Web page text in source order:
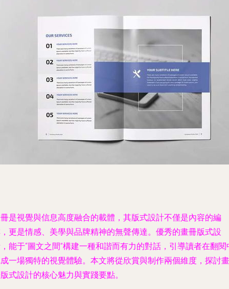
是視覺與信息高度融合的載體，其版式設計不僅是內容的編
更是情感、美學與品牌精神的無聲傳達。優秀的畫冊版式設
能于“圖文之間”構建一種和諧而有力的對話，引導讀者在翻閱
一場獨特的視覺體驗。本文將從欣賞與制作兩個維度，探討畫
式設計的核心魅力與實踐要點。